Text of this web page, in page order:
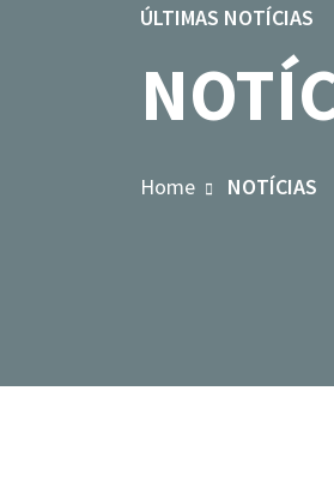
ÚLTIMAS NOTÍCIAS
Home NOTÍCIAS